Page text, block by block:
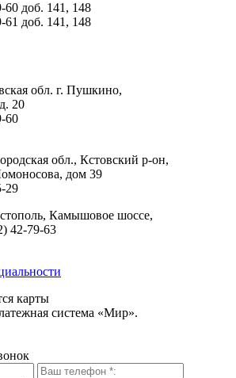
60 доб. 141, 148
61 доб. 141, 148
обл. г. Пушкино,
20
60
обл., Кстовский р-он,
дом 39
29
Камышовое шоссе,
42-79-63
карты
система «Мир».